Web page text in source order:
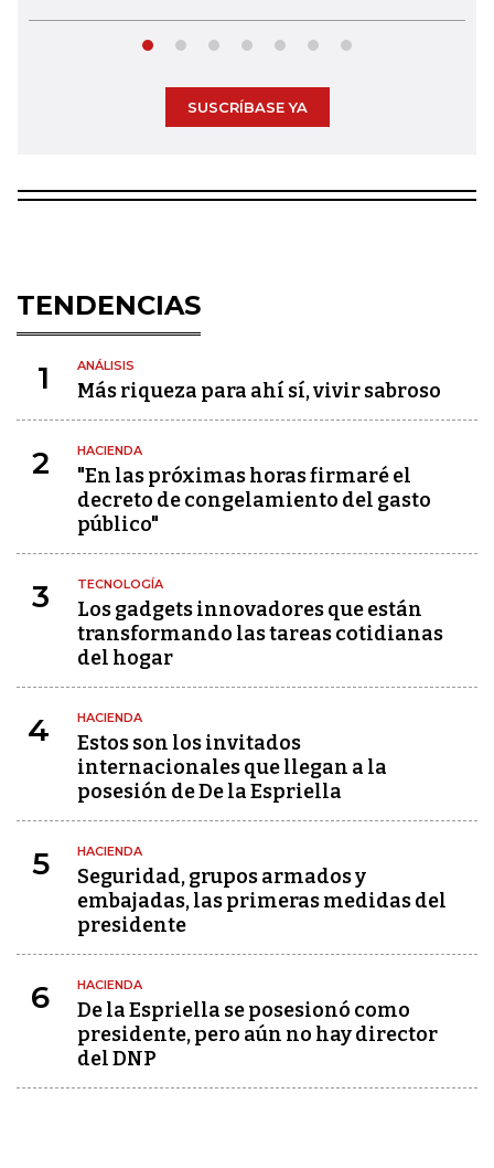
SUSCRÍBASE YA
TENDENCIAS
1 ANÁLISIS
Más riqueza para ahí sí, vivir sabroso
2 HACIENDA
"En las próximas horas firmaré el
decreto de congelamiento del gasto
público"
3 TECNOLOGÍA
Los gadgets innovadores que están
transformando las tareas cotidianas
del hogar
4 HACIENDA
Estos son los invitados
internacionales que llegan a la
posesión de De la Espriella
5 HACIENDA
Seguridad, grupos armados y
embajadas, las primeras medidas del
presidente
6 HACIENDA
De la Espriella se posesionó como
presidente, pero aún no hay director
del DNP